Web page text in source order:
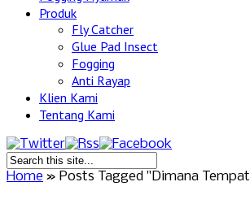
Produk
Fly Catcher
Glue Pad Insect
Fogging
Anti Rayap
Klien Kami
Tentang Kami
Home » Posts Tagged "Dimana